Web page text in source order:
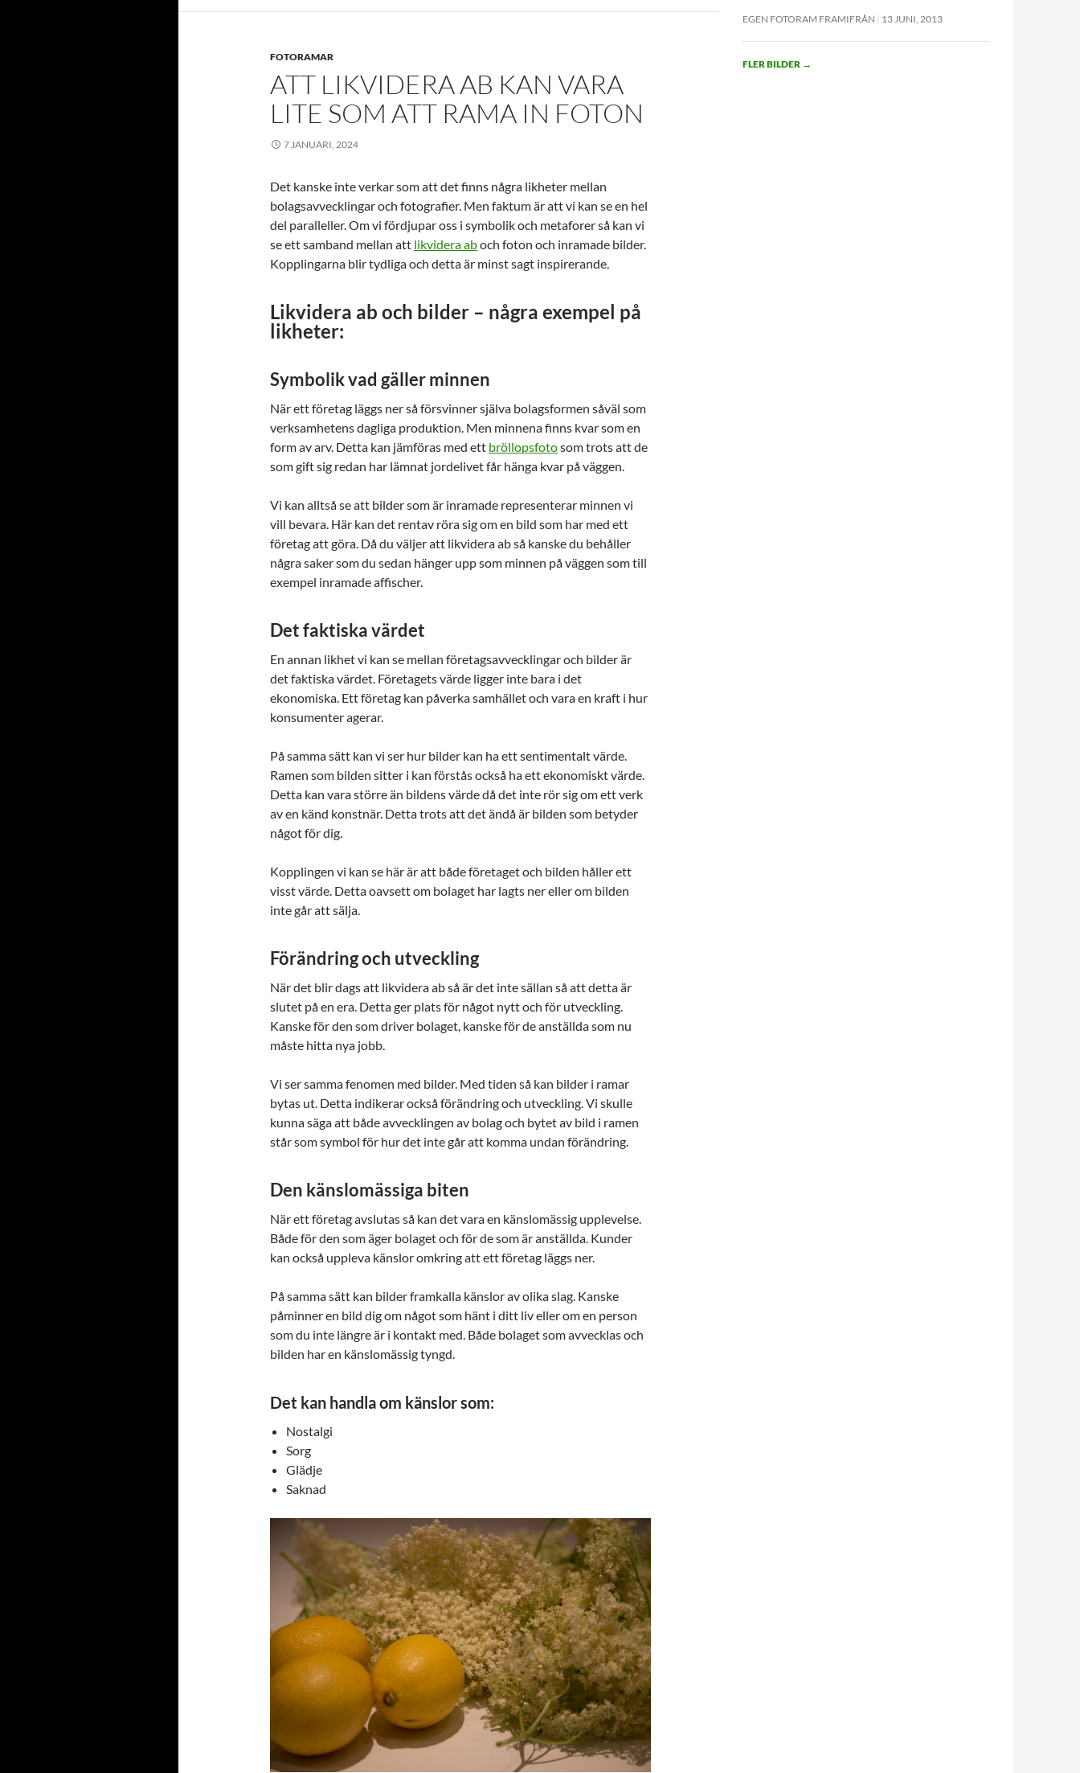
FOTORAMAR
ATT LIKVIDERA AB KAN VARA
LITE SOM ATT RAMA IN FOTON
7 JANUARI, 2024
Det kanske inte verkar som att det finns några likheter mellan
bolagsavvecklingar och fotografier. Men faktum är att vi kan se en hel
del paralleller. Om vi fördjupar oss i symbolik och metaforer så kan vi
se ett samband mellan att likvidera aboch foton och inramade bilder.
Kopplingarna blir tydliga och detta är minst sagt inspirerande.
Likvidera ab och bilder – några exempel på
likheter:
Symbolik vad gäller minnen
När ett företag läggs ner så försvinner själva bolagsformen såväl som
verksamhetens dagliga produktion. Men minnena finns kvar som en
form av arv. Detta kan jämföras med ett bröllopsfotosom trots att de
som gift sig redan har lämnat jordelivet får hänga kvar på väggen.
Vi kan alltså se att bilder som är inramade representerar minnen vi
vill bevara. Här kan det rentav röra sig om en bild som har med ett
företag att göra. Då du väljer att likvidera ab så kanske du behåller
några saker som du sedan hänger upp som minnen på väggen som till
exempel inramade affischer.
Det faktiska värdet
En annan likhet vi kan se mellan företagsavvecklingar och bilder är
det faktiska värdet. Företagets värde ligger inte bara i det
ekonomiska. Ett företag kan påverka samhället och vara en kraft i hur
konsumenter agerar.
På samma sätt kan vi ser hur bilder kan ha ett sentimentalt värde.
Ramen som bilden sitter i kan förstås också ha ett ekonomiskt värde.
Detta kan vara större än bildens värde då det inte rör sig om ett verk
av en känd konstnär. Detta trots att det ändå är bilden som betyder
något för dig.
Kopplingen vi kan se här är att både företaget och bilden håller ett
visst värde. Detta oavsett om bolaget har lagts ner eller om bilden
inte går att sälja.
Förändring och utveckling
När det blir dags att likvidera ab så är det inte sällan så att detta är
slutet på en era. Detta ger plats för något nytt och för utveckling.
Kanske för den som driver bolaget, kanske för de anställda som nu
måste hitta nya jobb.
Vi ser samma fenomen med bilder. Med tiden så kan bilder i ramar
bytas ut. Detta indikerar också förändring och utveckling. Vi skulle
kunna säga att både avvecklingen av bolag och bytet av bild i ramen
står som symbol för hur det inte går att komma undan förändring.
Den känslomässiga biten
När ett företag avslutas så kan det vara en känslomässig upplevelse.
Både för den som äger bolaget och för de som är anställda. Kunder
kan också uppleva känslor omkring att ett företag läggs ner.
På samma sätt kan bilder framkalla känslor av olika slag. Kanske
påminner en bild dig om något som hänt i ditt liv eller om en person
som du inte längre är i kontakt med. Både bolaget som avvecklas och
bilden har en känslomässig tyngd.
Det kan handla om känslor som:
Nostalgi
Sorg
Glädje
Saknad
EGEN FOTORAM FRAMIFRÅN 13 JUNI, 2013
FLER BILDER →